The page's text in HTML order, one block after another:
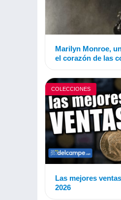
Marilyn Monroe,
el corazón de las
COLECCIONES
Las mejores
2026